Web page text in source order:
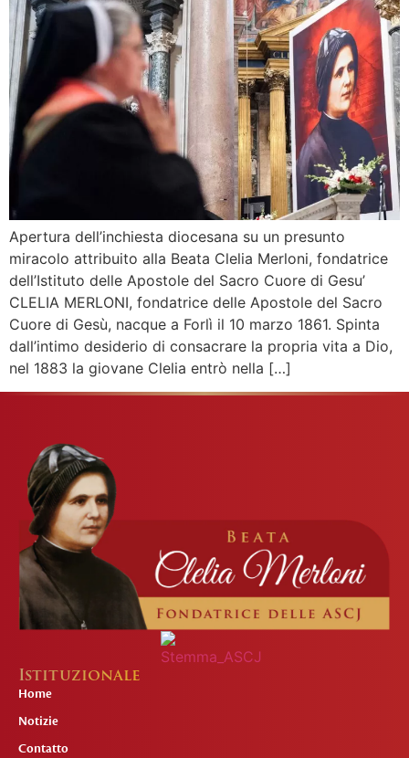
Apertura dell’inchiesta diocesana su un presunto
miracolo attribuito alla Beata Clelia Merloni, fondatrice
dell’Istituto delle Apostole del Sacro Cuore di Gesu’
CLELIA MERLONI, fondatrice delle Apostole del Sacro
Cuore di Gesù, nacque a Forlì il 10 marzo 1861. Spinta
dall’intimo desiderio di consacrare la propria vita a Dio,
nel 1883 la giovane Clelia entrò nella […]
Istituzionale
Home
Notizie
Contatto